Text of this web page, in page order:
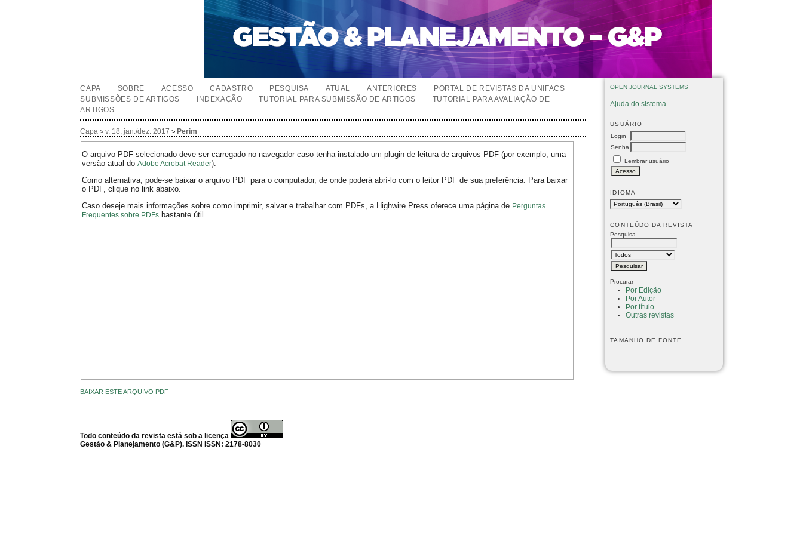
OPEN JOURNAL SYSTEMS
Ajuda do sistema
USUÁRIO
Login
Senha
Lembrar usuário
IDIOMA
CONTEÚDO DA REVISTA
Pesquisa
Procurar
Por Edição
Por Autor
Por título
Outras revistas
TAMANHO DE FONTE
CAPA SOBRE ACESSO CADASTRO PESQUISA ATUAL ANTERIORES
PORTAL DE REVISTAS DA UNIFACS
SUBMISSÕES DE ARTIGOS
INDEXAÇÃO TUTORIAL PARA SUBMISSÃO DE ARTIGOS
TUTORIAL PARA AVALIAÇÃO DE
ARTIGOS
Capa >v. 18, jan./dez. 2017 > Perim
O arquivo PDF selecionado deve ser carregado no navegador caso tenha instalado um plugin de leitura de arquivos PDF (por exemplo, uma
versão atual doAdobe Acrobat Reader).
Como alternativa, pode-se baixar o arquivo PDF para o computador, de onde poderá abrí-lo com o leitor PDF de sua preferência. Para baixar
o PDF, clique no link abaixo.
Caso deseje mais informações sobre como imprimir, salvar e trabalhar com PDFs, a Highwire Press oferece uma página de Perguntas
Frequentes sobre PDFs bastante útil.
BAIXAR ESTE ARQUIVO PDF
Todo conteúdo da revista está sob a licença
Gestão & Planejamento (G&P). ISSN ISSN: 2178-8030